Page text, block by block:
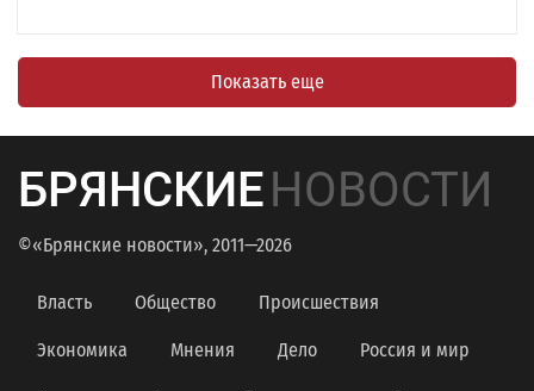
Показать еще
БРЯНСКИЕНОВОСТИ
©«Брянские новости», 2011—2026
Власть Общество Происшествия
Экономика Мнения Дело Россия и мир